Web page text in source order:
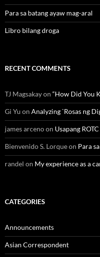
Para sa batang ayaw mag-aral
Libro bilang droga
RECENT COMMENTS
TJ Magsakayon “How Did You
Gi Yu on Analyzing `Rosas ng
james arcenoon Usapang ROTC
Bienvenido S. Lorqueon Para
randel on My experience as a
CATEGORIES
Announcements
Asian Correspondent